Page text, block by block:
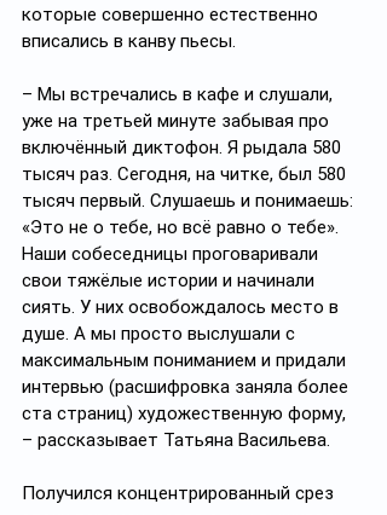
которые совершенно естественно
вписались в канву пьесы.
– Мы встречались в кафе и слушали,
уже на третьей минуте забывая про
включённый диктофон. Я рыдала 580
тысяч раз. Сегодня, на читке, был 580
тысяч первый. Слушаешь и понимаешь:
«Это не о тебе, но всё равно о тебе».
Наши собеседницы проговаривали
свои тяжёлые истории и начинали
сиять. У них освобождалось место в
душе. А мы просто выслушали с
максимальным пониманием и придали
интервью (расшифровка заняла более
ста страниц) художественную форму,
– рассказывает Татьяна Васильева.
Получился концентрированный срез